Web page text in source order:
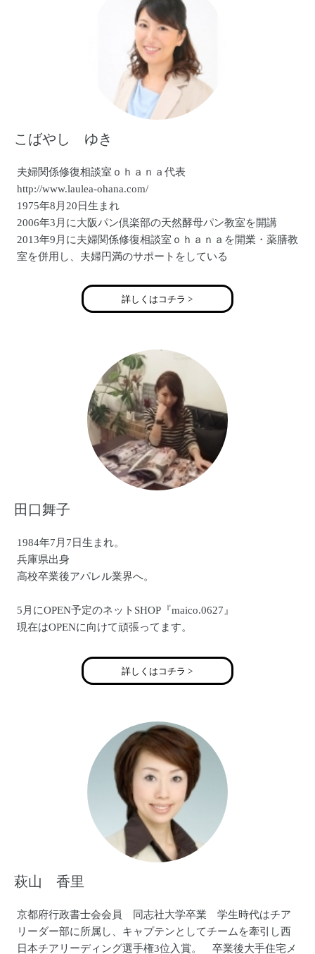
「向空の下で～死産を経験してからの生活～」
http://ameblo.jp/vue28433/
こばやし ゆき
夫婦関係修復相談室ｏｈａｎａ代表
http://www.laulea-ohana.com/
1975年8月20日生まれ
2006年3月に大阪パン倶楽部の天然酵母パン教室を開講
2013年9月に夫婦関係修復相談室ｏｈａｎａを開業・薬膳教
室を併用し、夫婦円満のサポートをしている
詳しくはコチラ >
田口舞子
1984年7月7日生まれ。
兵庫県出身
高校卒業後アパレル業界へ。
5月にOPEN予定のネットSHOP『maico.0627』
現在はOPENに向けて頑張ってます。
http://ameblo.jp/maico0627
詳しくはコチラ >
萩山 香里
京都府行政書士会会員 同志社大学卒業 学生時代はチア
リーダー部に所属し、キャプテンとしてチームを牽引し西
日本チアリーディング選手権3位入賞。 卒業後大手住宅メ